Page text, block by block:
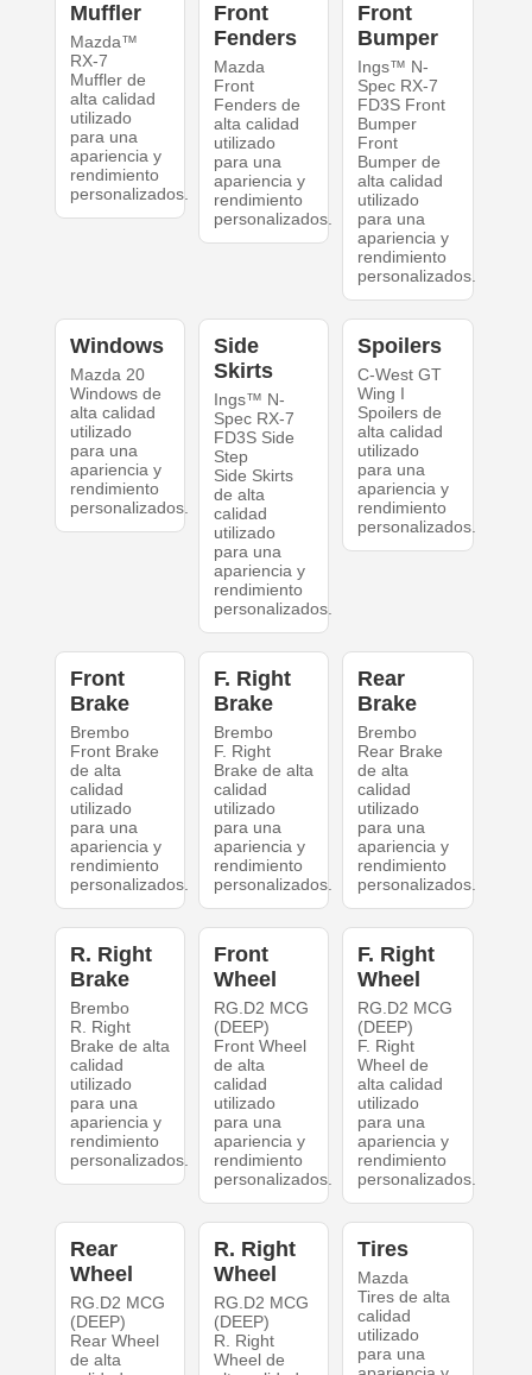
Muffler
Mazda™
RX-7
Muffler de
alta calidad
utilizado
para una
apariencia y
rendimiento
personalizados.
Front
Fenders
Mazda
Front
Fenders de
alta calidad
utilizado
para una
apariencia y
rendimiento
personalizados.
Front
Bumper
Ings™ N-
Spec RX-7
FD3S Front
Bumper
Front
Bumper de
alta calidad
utilizado
para una
apariencia y
rendimiento
personalizados.
Windows
Mazda 20
Windows de
alta calidad
utilizado
para una
apariencia y
rendimiento
personalizados.
Side
Skirts
Ings™ N-
Spec RX-7
FD3S Side
Step
Side Skirts
de alta
calidad
utilizado
para una
apariencia y
rendimiento
personalizados.
Spoilers
C-West GT
Wing I
Spoilers de
alta calidad
utilizado
para una
apariencia y
rendimiento
personalizados.
Front
Brake
Brembo
Front Brake
de alta
calidad
utilizado
para una
apariencia y
rendimiento
personalizados.
F. Right
Brake
Brembo
F. Right
Brake de alta
calidad
utilizado
para una
apariencia y
rendimiento
personalizados.
Rear
Brake
Brembo
Rear Brake
de alta
calidad
utilizado
para una
apariencia y
rendimiento
personalizados.
R. Right
Brake
Brembo
R. Right
Brake de alta
calidad
utilizado
para una
apariencia y
rendimiento
personalizados.
Front
Wheel
RG.D2 MCG
(DEEP)
Front Wheel
de alta
calidad
utilizado
para una
apariencia y
rendimiento
personalizados.
F. Right
Wheel
RG.D2 MCG
(DEEP)
F. Right
Wheel de
alta calidad
utilizado
para una
apariencia y
rendimiento
personalizados.
Rear
Wheel
RG.D2 MCG
(DEEP)
Rear Wheel
de alta
R. Right
Wheel
RG.D2 MCG
(DEEP)
R. Right
Wheel de
Tires
Mazda
Tires de alta
calidad
utilizado
para una